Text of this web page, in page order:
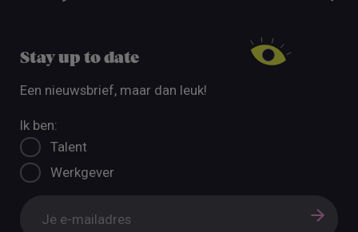
Stay up to date
Een nieuwsbrief, maar dan leuk!
Ik ben:
Talent
Werkgever